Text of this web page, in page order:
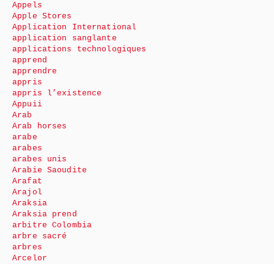
Appels
Apple Stores
Application International
application sanglante
applications technologiques
apprend
apprendre
appris
appris l’existence
Appuii
Arab
Arab horses
arabe
arabes
arabes unis
Arabie Saoudite
Arafat
Arajol
Araksia
Araksia prend
arbitre Colombia
arbre sacré
arbres
Arcelor